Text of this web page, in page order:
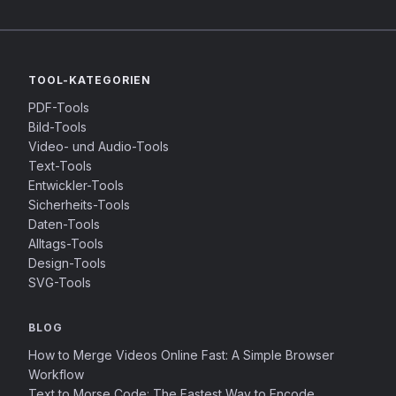
TOOL-KATEGORIEN
PDF-Tools
Bild-Tools
Video- und Audio-Tools
Text-Tools
Entwickler-Tools
Sicherheits-Tools
Daten-Tools
Alltags-Tools
Design-Tools
SVG-Tools
BLOG
How to Merge Videos Online Fast: A Simple Browser
Workflow